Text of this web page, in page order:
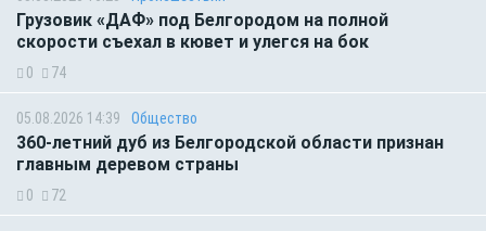
Грузовик «ДАФ» под Белгородом на полной
скорости съехал в кювет и улегся на бок
0 74
05.08.2026 14:39 Общество
360-летний дуб из Белгородской области признан
главным деревом страны
0 72